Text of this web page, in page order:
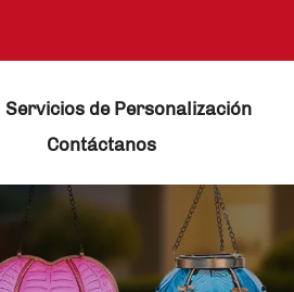
Servicios de Personalización
Contáctanos